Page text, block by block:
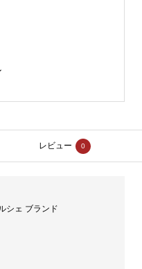
レビュー 0
シェ ブランド